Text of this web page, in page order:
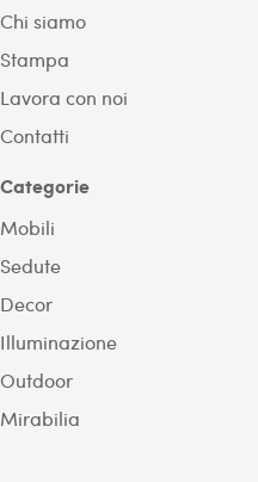
Chi siamo
Stampa
Lavora con noi
Contatti
Categorie
Mobili
Sedute
Decor
Illuminazione
Outdoor
Mirabilia